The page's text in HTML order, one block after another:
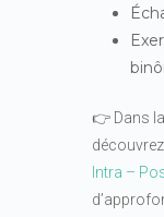
👉 Dans
Intra –